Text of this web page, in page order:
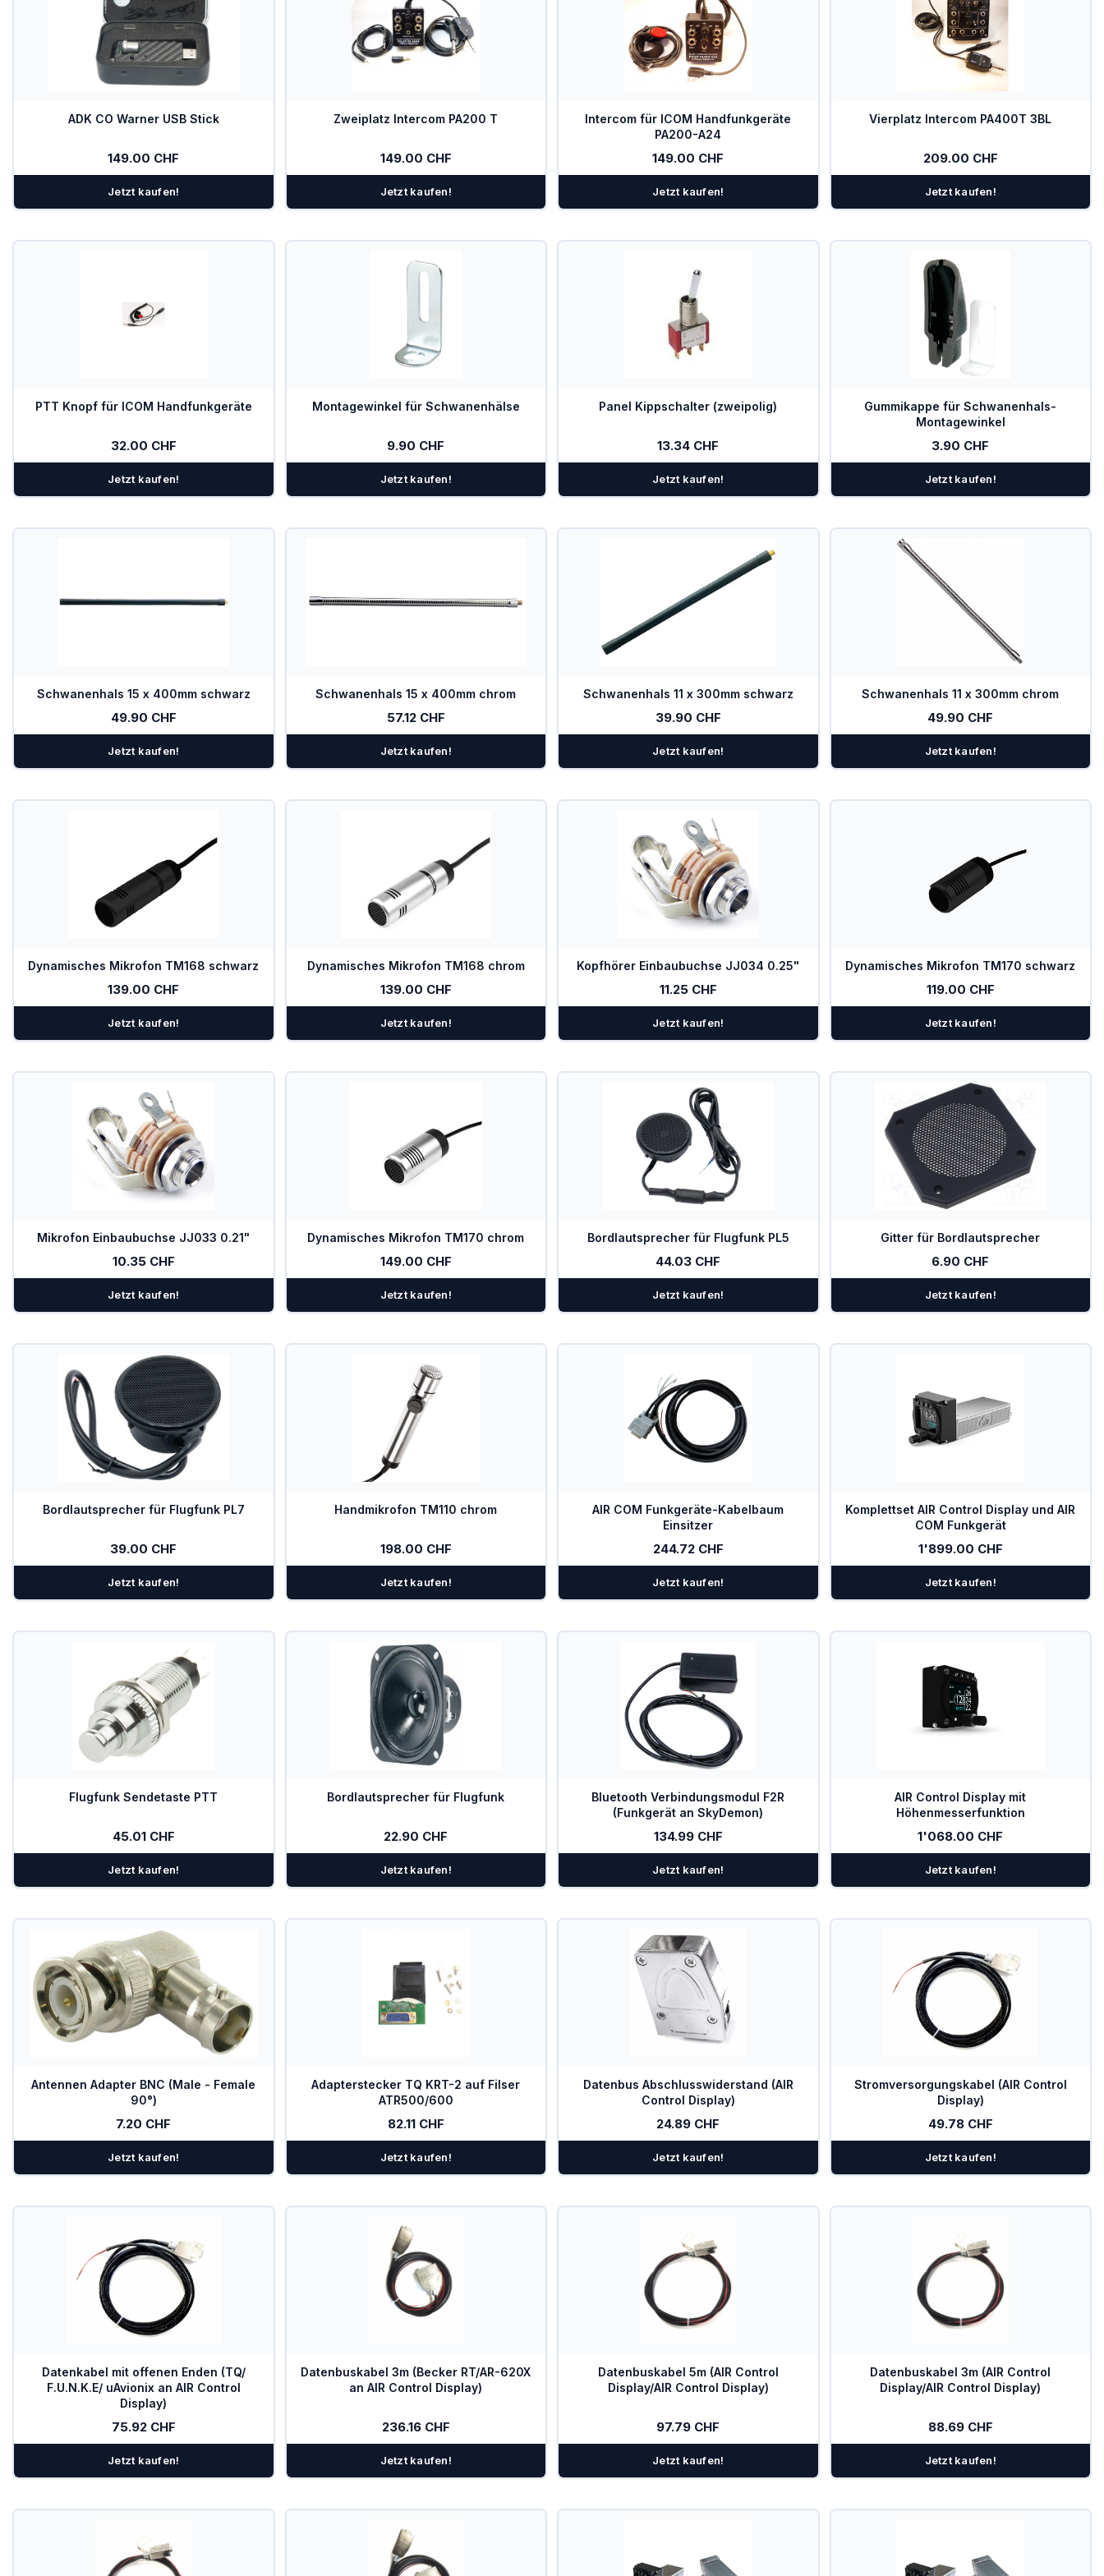
Kombigeräte Funk/Transponder
MückenputzerADK CO Warner USB Stick
149.00 CHF
Jetzt kaufen!
Zweiplatz Intercom PA200 T
149.00 CHF
Jetzt kaufen!
Intercom für ICOM Handfunkgeräte
PA200-A24
149.00 CHF
Jetzt kaufen!
Vierplatz Intercom PA400T 3BL
209.00 CHF
Jetzt kaufen!
PTT Knopf für ICOM Handfunkgeräte
32.00 CHF
Jetzt kaufen!
Montagewinkel für Schwanenhälse
9.90 CHF
Jetzt kaufen!
Panel Kippschalter (zweipolig)
13.34 CHF
Jetzt kaufen!
Gummikappe für Schwanenhals-
Montagewinkel
3.90 CHF
Jetzt kaufen!
Schwanenhals 15 x 400mm schwarz
49.90 CHF
Jetzt kaufen!
Schwanenhals 15 x 400mm chrom
57.12 CHF
Jetzt kaufen!
Schwanenhals 11 x 300mm schwarz
39.90 CHF
Jetzt kaufen!
Schwanenhals 11 x 300mm chrom
49.90 CHF
Jetzt kaufen!
Dynamisches Mikrofon TM168 schwarz
139.00 CHF
Jetzt kaufen!
Dynamisches Mikrofon TM168 chrom
139.00 CHF
Jetzt kaufen!
Kopfhörer Einbaubuchse JJ034 0.25"
11.25 CHF
Jetzt kaufen!
Dynamisches Mikrofon TM170 schwarz
119.00 CHF
Jetzt kaufen!
Mikrofon Einbaubuchse JJ033 0.21"
10.35 CHF
Jetzt kaufen!
Dynamisches Mikrofon TM170 chrom
149.00 CHF
Jetzt kaufen!
Bordlautsprecher für Flugfunk PL5
44.03 CHF
Jetzt kaufen!
Gitter für Bordlautsprecher
6.90 CHF
Jetzt kaufen!
Bordlautsprecher für Flugfunk PL7
39.00 CHF
Jetzt kaufen!
Handmikrofon TM110 chrom
198.00 CHF
Jetzt kaufen!
AIR COM Funkgeräte-Kabelbaum
Einsitzer
244.72 CHF
Jetzt kaufen!
Komplettset AIR Control Display und AIR
COM Funkgerät
1'899.00 CHF
Jetzt kaufen!
Flugfunk Sendetaste PTT
45.01 CHF
Jetzt kaufen!
Bordlautsprecher für Flugfunk
22.90 CHF
Jetzt kaufen!
Bluetooth Verbindungsmodul F2R
(Funkgerät an SkyDemon)
134.99 CHF
Jetzt kaufen!
AIR Control Display mit
Höhenmesserfunktion
1'068.00 CHF
Jetzt kaufen!
Antennen Adapter BNC (Male - Female
90°)
7.20 CHF
Jetzt kaufen!
Adapterstecker TQ KRT-2 auf Filser
ATR500/600
82.11 CHF
Jetzt kaufen!
Datenbus Abschlusswiderstand (AIR
Control Display)
24.89 CHF
Jetzt kaufen!
Stromversorgungskabel (AIR Control
Display)
49.78 CHF
Jetzt kaufen!
Datenkabel mit offenen Enden (TQ/
F.U.N.K.E/ uAvionix an AIR Control
Display)
75.92 CHF
Jetzt kaufen!
Datenbuskabel 3m (Becker RT/AR-620X
an AIR Control Display)
236.16 CHF
Jetzt kaufen!
Datenbuskabel 5m (AIR Control
Display/AIR Control Display)
97.79 CHF
Jetzt kaufen!
Datenbuskabel 3m (AIR Control
Display/AIR Control Display)
88.69 CHF
Jetzt kaufen!